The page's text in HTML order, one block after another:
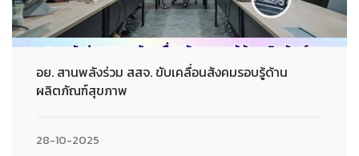
อย. สานพลังร่วม สสจ. ขับเคลื่อนสังคมรอบรู้ด้าน
ผลิตภัณฑ์สุขภาพ
28-10-2025